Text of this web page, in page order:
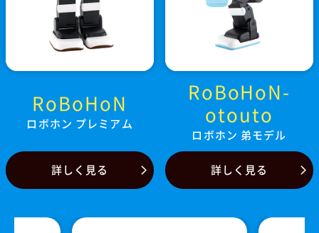
RoBoHoN
ロボホン プレミアム
詳しく見る
RoBoHoN-
otouto
ロボホン 弟モデル
詳しく見る